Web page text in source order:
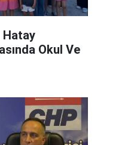
Hatay
Okul Ve